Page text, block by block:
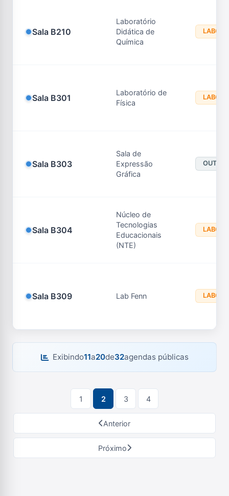
Sala B210
Laboratório
Didática de
Química
Sala B301
Laboratório de
Física
Sala B303
Sala de
Expressão
Gráfica
Sala B304
Núcleo de
Tecnologias
Educacionais
(NTE)
Sala B309 Lab Fenn
Exibindo11a20de32agendas públicas
Anterior
1 2 3 4
Próximo